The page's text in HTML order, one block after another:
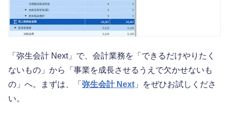
「弥生会計 Next」で、会計業務を「できるだけやりたく
ないもの」から「事業を成長させるうえで欠かせないも
の」へ。まずは、「 弥生会計 Next 」をぜひお試しくださ
い。